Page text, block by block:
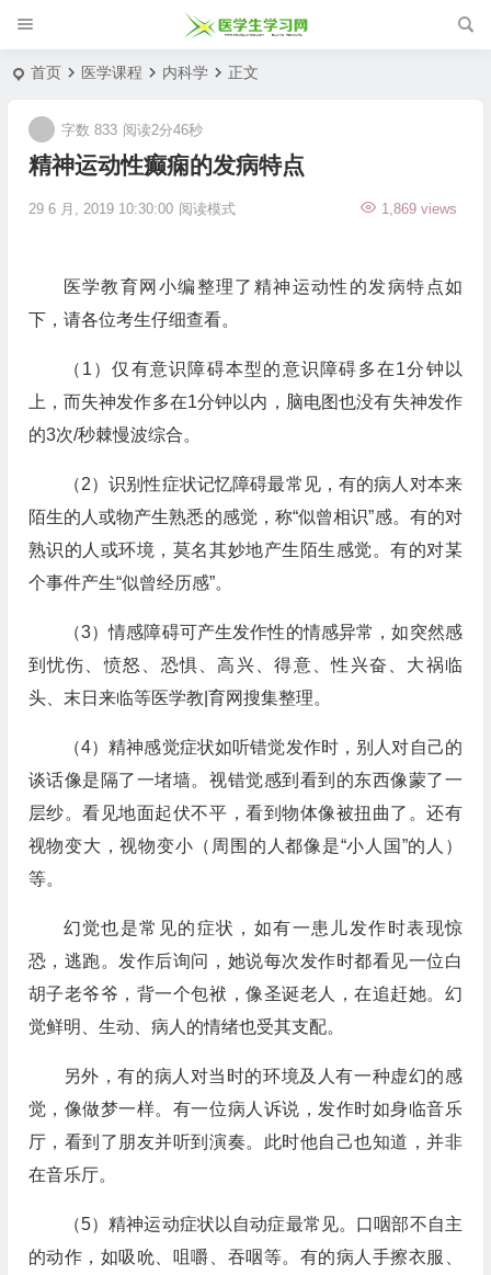
首页 医学课程 内科学 正文
精神运动性癫痫的发病特点
29 6 月, 2019 10:30:00 1,869 views
字数 833 阅读2分46秒
阅读模式
医学教育网小编整理了精神运动性的发病特点如
下，请各位考生仔细查看。
（1）仅有意识障碍本型的意识障碍多在1分钟以
上，而失神发作多在1分钟以内，脑电图也没有失神发作
的3次/秒棘慢波综合。
（2）识别性症状记忆障碍最常见，有的病人对本来
陌生的人或物产生熟悉的感觉，称“似曾相识”感。有的对
熟识的人或环境，莫名其妙地产生陌生感觉。有的对某
个事件产生“似曾经历感”。
（3）情感障碍可产生发作性的情感异常，如突然感
到忧伤、愤怒、恐惧、高兴、得意、性兴奋、大祸临
头、末日来临等医学教|育网搜集整理。
（4）精神感觉症状如听错觉发作时，别人对自己的
谈话像是隔了一堵墙。视错觉感到看到的东西像蒙了一
层纱。看见地面起伏不平，看到物体像被扭曲了。还有
视物变大，视物变小（周围的人都像是“小人国”的人）
等。
幻觉也是常见的症状，如有一患儿发作时表现惊
恐，逃跑。发作后询问，她说每次发作时都看见一位白
胡子老爷爷，背一个包袱，像圣诞老人，在追赶她。幻
觉鲜明、生动、病人的情绪也受其支配。
另外，有的病人对当时的环境及人有一种虚幻的感
觉，像做梦一样。有一位病人诉说，发作时如身临音乐
厅，看到了朋友并听到演奏。此时他自己也知道，并非
在音乐厅。
（5）精神运动症状以自动症最常见。口咽部不自主
的动作，如吸吮、咀嚼、吞咽等。有的病人手擦衣服、